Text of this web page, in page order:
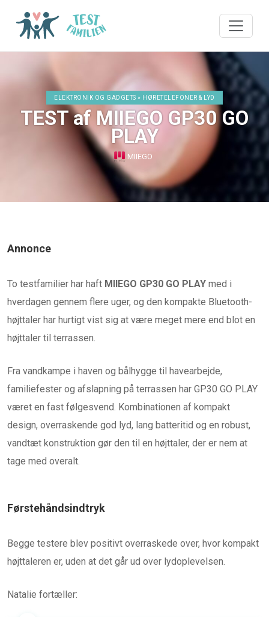
ELEKTRONIK OG GADGETS » HØRETELEFONER & LYD
TEST af MIIEGO GP30 GO
PLAY
MIIEGO
Annonce
To testfamilier har haft MIIEGO GP30 GO PLAY med i
hverdagen gennem flere uger, og den kompakte Bluetooth-
højttaler har hurtigt vist sig at være meget mere end blot en
højttaler til terrassen.
Fra vandkampe i haven og bålhygge til havearbejde,
familiefester og afslapning på terrassen har GP30 GO PLAY
været en fast følgesvend. Kombinationen af kompakt
design, overraskende god lyd, lang batteritid og en robust,
vandtæt konstruktion gør den til en højttaler, der er nem at
tage med overalt.
Førstehåndsindtryk
Begge testere blev positivt overraskede over, hvor kompakt
højttaleren er, uden at det går ud over lydoplevelsen.
Natalie fortæller: